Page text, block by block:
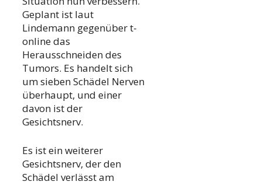
Geplant ist laut
Lindemann gegenüber t-
online das
Herausschneiden des
Tumors. Es handelt sich
um sieben Schädel Nerven
überhaupt, und einer
davon ist der
Gesichtsnerv.
Es ist ein weiterer
Gesichtsnerv, der den
Schädel verlässt am